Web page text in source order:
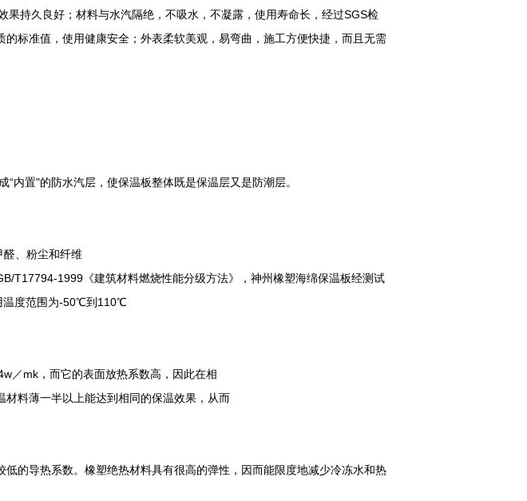
果持久良好；材料与水汽隔绝，不吸水，不凝露，使用寿命长，经过SGS检
标准值，使用健康安全；外表柔软美观，易弯曲，施工方便快捷，而且无需
内置"的防水汽层，使保温板整体既是保温层又是防潮层。
醛、粉尘和纤维
T17794-1999《建筑材料燃烧性能分级方法》，神州橡塑海绵保温板经测试
温度范围为-50℃到110℃
／mk，而它的表面放热系数高，因此在相
料薄一半以上能达到相同的保温效果，从而
的导热系数。橡塑绝热材料具有很高的弹性，因而能限度地减少冷冻水和热